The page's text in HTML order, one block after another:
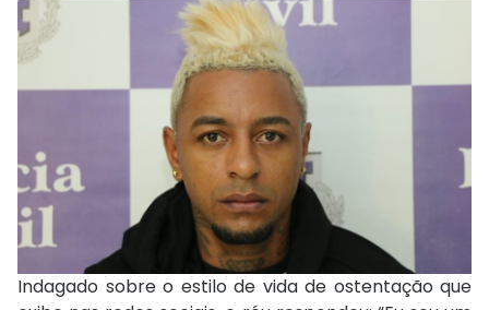
Indagado sobre o estilo de vida de ostentação que